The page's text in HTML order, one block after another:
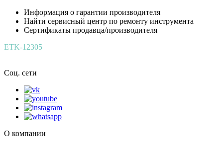
Информация о гарантии производителя
Найти сервисный центр по ремонту инструмента
Сертификаты продавца/производителя
ETK-12305
Соц. сети
О компании